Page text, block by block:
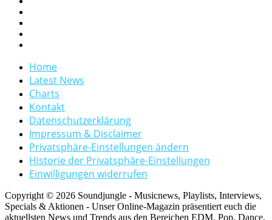
Home
Latest News
Charts
Kontakt
Datenschutzerklärung
Impressum & Disclaimer
Privatsphäre-Einstellungen ändern
Historie der Privatsphäre-Einstellungen
Einwilligungen widerrufen
Copyright © 2026 Soundjungle - Musicnews, Playlists, Interviews,
Specials & Aktionen - Unser Online-Magazin präsentiert euch die
aktuellsten News und Trends aus den Bereichen EDM, Pop, Dance,